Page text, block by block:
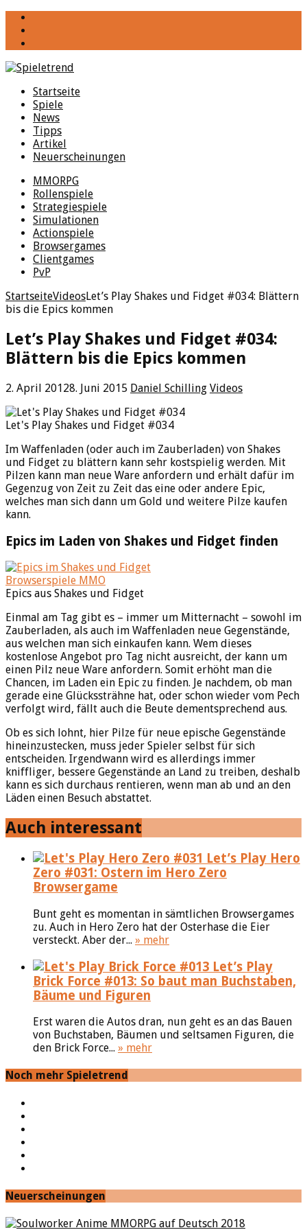
Startseite
Spiele
News
Tipps
Artikel
Neuerscheinungen
MMORPG
Rollenspiele
Strategiespiele
Simulationen
Actionspiele
Browsergames
Clientgames
PvP
StartseiteVideosLet’s Play Shakes und Fidget #034: Blättern
bis die Epics kommen
Let’s Play Shakes und Fidget #034:
Blättern bis die Epics kommen
2. April 20128. Juni 2015 Daniel Schilling Videos
Let's Play Shakes und Fidget #034
Im Waffenladen (oder auch im Zauberladen) von Shakes
und Fidget zu blättern kann sehr kostspielig werden. Mit
Pilzen kann man neue Ware anfordern und erhält dafür im
Gegenzug von Zeit zu Zeit das eine oder andere Epic,
welches man sich dann um Gold und weitere Pilze kaufen
kann.
Epics im Laden von Shakes und Fidget finden
Epics aus Shakes und Fidget
Einmal am Tag gibt es – immer um Mitternacht – sowohl im
Zauberladen, als auch im Waffenladen neue Gegenstände,
aus welchen man sich einkaufen kann. Wem dieses
kostenlose Angebot pro Tag nicht ausreicht, der kann um
einen Pilz neue Ware anfordern. Somit erhöht man die
Chancen, im Laden ein Epic zu finden. Je nachdem, ob man
gerade eine Glückssträhne hat, oder schon wieder vom Pech
verfolgt wird, fällt auch die Beute dementsprechend aus.
Ob es sich lohnt, hier Pilze für neue epische Gegenstände
hineinzustecken, muss jeder Spieler selbst für sich
entscheiden. Irgendwann wird es allerdings immer
kniffliger, bessere Gegenstände an Land zu treiben, deshalb
kann es sich durchaus rentieren, wenn man ab und an den
Läden einen Besuch abstattet.
Auch interessant
Let’s Play Hero
Zero #031: Ostern im Hero Zero
Browsergame
Bunt geht es momentan in sämtlichen Browsergames
zu. Auch in Hero Zero hat der Osterhase die Eier
versteckt. Aber der... » mehr
Let’s Play
Brick Force #013: So baut man Buchstaben,
Bäume und Figuren
Erst waren die Autos dran, nun geht es an das Bauen
von Buchstaben, Bäumen und seltsamen Figuren, die
den Brick Force... » mehr
Noch mehr Spieletrend
Neuerscheinungen